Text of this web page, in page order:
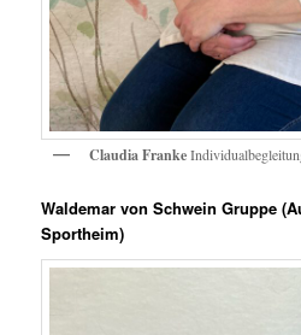
Claudia Franke
Waldemar von Schwein Gruppe
Sportheim)